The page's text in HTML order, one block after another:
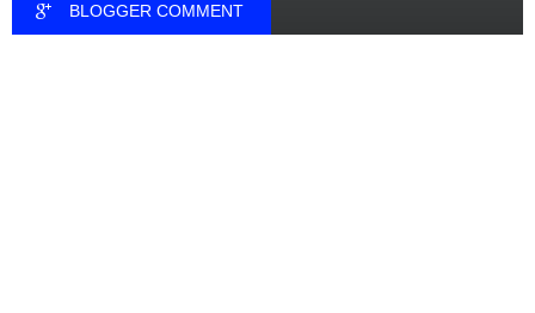
BLOGGER COMMENT